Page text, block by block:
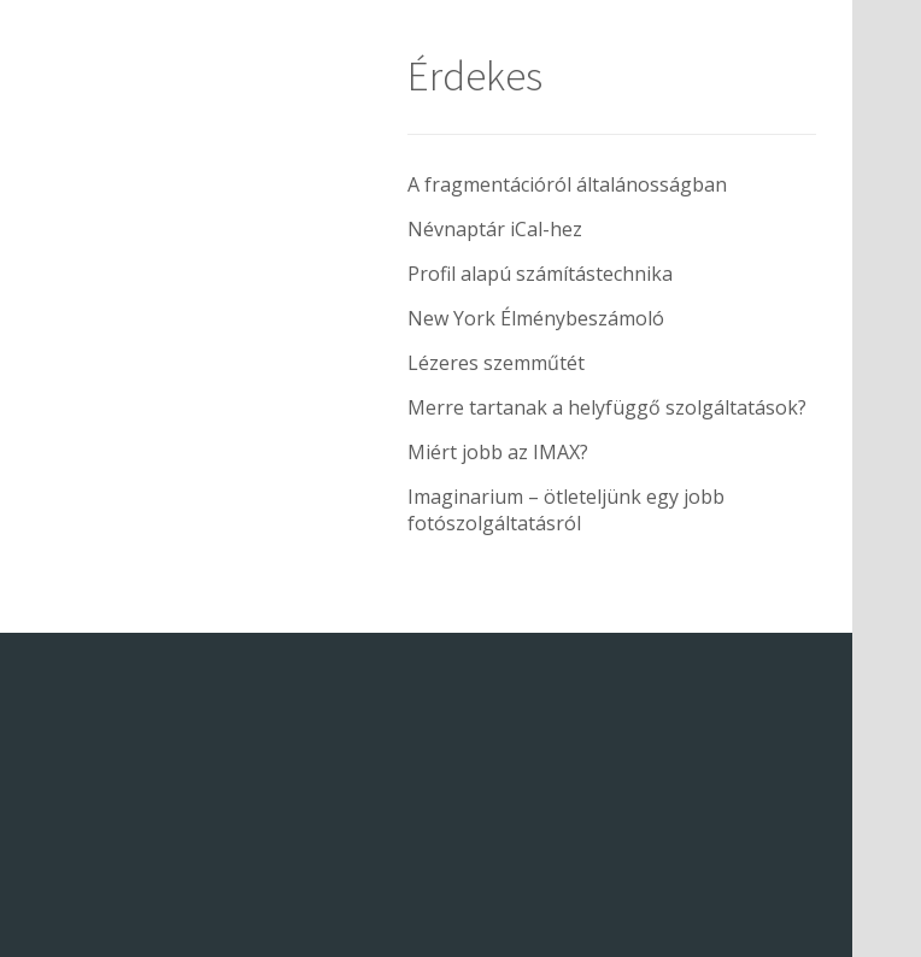
Érdekes
A fragmentációról általánosságban
Névnaptár iCal-hez
Profil alapú számítástechnika
New York Élménybeszámoló
Lézeres szemműtét
Merre tartanak a helyfüggő szolgáltatások?
Miért jobb az IMAX?
Imaginarium – ötleteljünk egy jobb
fotószolgáltatásról